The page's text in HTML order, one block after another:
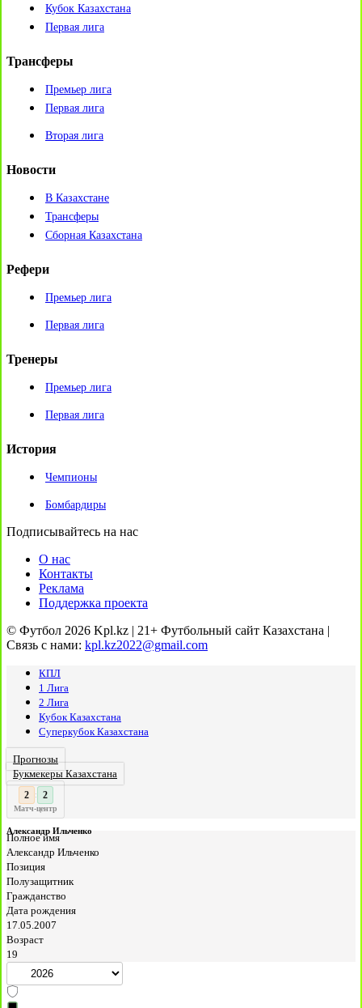
Кубок Казахстана
Первая лига
Трансферы
Премьер лига
Первая лига
Вторая лига
Новости
В Казахстане
Трансферы
Сборная Казахстана
Рефери
Премьер лига
Первая лига
Тренеры
Премьер лига
Первая лига
История
Чемпионы
Бомбардиры
Подписывайтесь на нас
О нас
Контакты
Реклама
Поддержка проекта
© Футбол 2026 Kpl.kz | 21+ Футбольный сайт Казахстана |
Связь с нами: kpl.kz2022@gmail.com
КПЛ
1 Лига
2 Лига
Кубок Казахстана
Суперкубок Казахстана
Прогнозы
Букмекеры Казахстана
3 : 2
Матч-центр
Александр Ильченко
Полное имя
Александр Ильченко
Позиция
Полузащитник
Гражданство
Дата рождения
17.05.2007
Возраст
19